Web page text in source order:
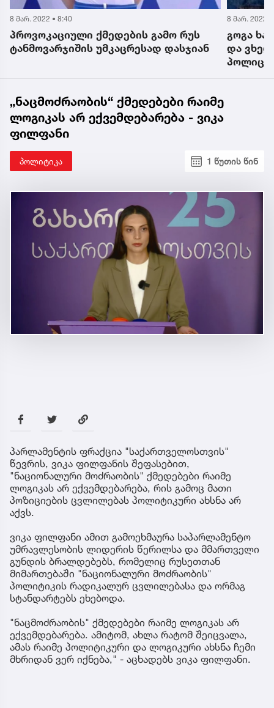
8 მარ. 2022 • 8:40
პროვოკაციული ქმედების გამო რუს
ტანმოვარჯიშის უმკაცრესად დასჯიან
8 მარ. 2022
გოგა
და
„ნაცმოძრაობის“ ქმედებები რაიმე
ლოგიკას არ ექვემდებარება - ვიკა
ფილფანი
პოლიტიკა 1 წუთის წინ
პარლამენტის ფრაქცია "საქართველოსთვის"
წევრის, ვიკა ფილფანის შეფასებით,
"ნაციონალური მოძრაობის" ქმედებები რაიმე
ლოგიკას არ ექვემდებარება, რის გამოც მათი
პოზიციების ცვლილებას პოლიტიკური ახსნა არ
აქვს.
ვიკა ფილფანი ამით გამოეხმაურა საპარლამენტო
უმრავლესობის ლიდერის წერილსა და მმართველი
გუნდის ბრალდებებს, რომელიც რუსეთთან
მიმართებაში "ნაციონალური მოძრაობის"
პოლიტიკის რადიკალურ ცვლილებასა და ორმაგ
სტანდარტებს ეხებოდა.
"ნაცმოძრაობის" ქმედებები რაიმე ლოგიკას არ
ექვემდებარება. ამიტომ, ახლა რატომ შეიცვალა,
ამას რაიმე პოლიტიკური და ლოგიკური ახსნა ჩემი
მხრიდან ვერ იქნება," - აცხადებს ვიკა ფილფანი.